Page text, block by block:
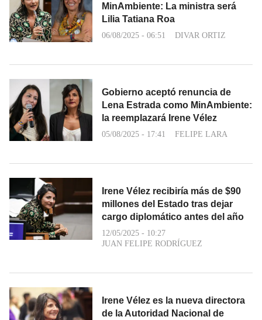
MinAmbiente: La ministra será
Lilia Tatiana Roa
06/08/2025 - 06:51 DIVAR ORTIZ
Gobierno aceptó renuncia de
Lena Estrada como MinAmbiente:
la reemplazará Irene Vélez
05/08/2025 - 17:41 FELIPE LARA
Irene Vélez recibiría más de $90
millones del Estado tras dejar
cargo diplomático antes del año
12/05/2025 - 10:27
JUAN FELIPE RODRÍGUEZ
Irene Vélez es la nueva directora
de la Autoridad Nacional de